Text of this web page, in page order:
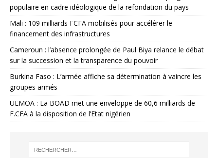
populaire en cadre idéologique de la refondation du pays
Mali : 109 milliards FCFA mobilisés pour accélérer le
financement des infrastructures
Cameroun : l’absence prolongée de Paul Biya relance le débat
sur la succession et la transparence du pouvoir
Burkina Faso : L’armée affiche sa détermination à vaincre les
groupes armés
UEMOA : La BOAD met une enveloppe de 60,6 milliards de
F.CFA à la disposition de l’Etat nigérien